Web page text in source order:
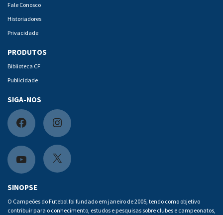
Fale Conosco
Historiadores
Privacidade
PRODUTOS
Biblioteca CF
Publicidade
SIGA-NOS
F
a
c
e
b
I
n
s
a
Y
o
u
X
SINOPSE
O Campeões do Futebol foi fundado em janeiro de 2005, tendo como objetivo
contribuir para o conhecimento, estudos e pesquisas sobre clubes e campeonatos,